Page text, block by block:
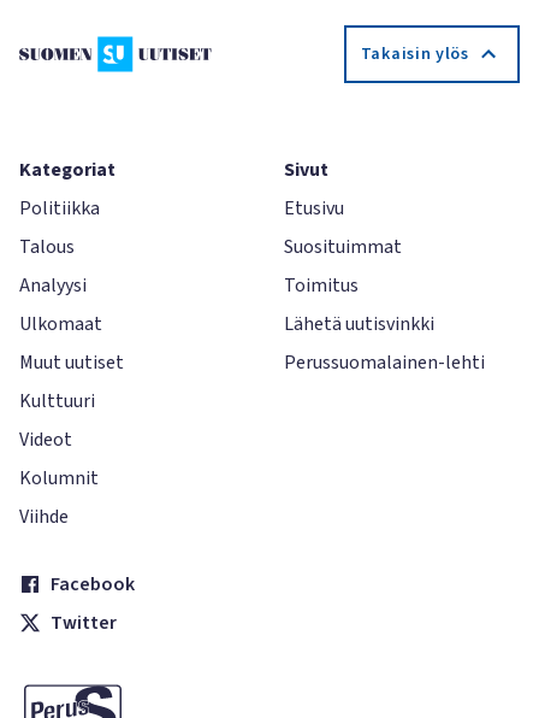
Takaisin ylös
Kategoriat
Politiikka
Talous
Analyysi
Ulkomaat
Muut uutiset
Kulttuuri
Videot
Kolumnit
Viihde
Sivut
Etusivu
Suosituimmat
Toimitus
Lähetä uutisvinkki
Perussuomalainen-lehti
Facebook
Twitter